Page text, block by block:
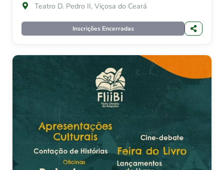
Teatro D. Pedro II, Viçosa do Ceará
Inscrições Encerradas